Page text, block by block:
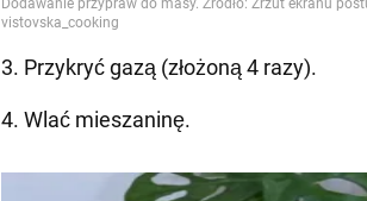
3. Przykryć gazą (złożoną 4 razy).
4. Wlać mieszaninę.